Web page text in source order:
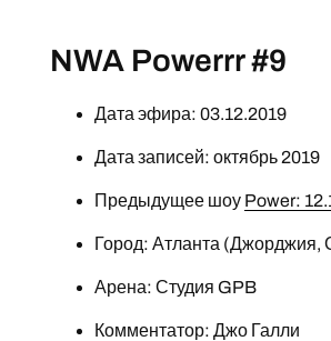
NWA Powerrr #9
Дата эфира: 03.12.2019
Дата записей: октябрь 2019
Предыдущее шоу Power:
Город: Атланта
Арена: Студия GPB
Комментатор: Джо Галли